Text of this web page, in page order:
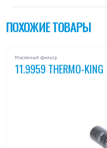
ПОХОЖИЕ ТОВАРЫ
Масляный фильтр
11.9959 THERMO-KING